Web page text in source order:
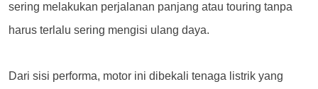
sering melakukan perjalanan panjang atau touring tanpa
harus terlalu sering mengisi ulang daya.
Dari sisi performa, motor ini dibekali tenaga listrik yang